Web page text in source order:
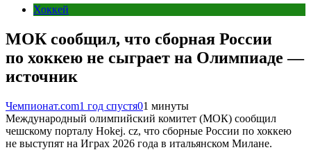
Хоккей
МОК сообщил, что сборная России
по хоккею не сыграет на Олимпиаде —
источник
Чемпионат.com1 год спустя01 минуты
Международный олимпийский комитет (МОК) сообщил
чешскому порталу Hokej. cz, что сборные России по хоккею
не выступят на Играх 2026 года в итальянском Милане.